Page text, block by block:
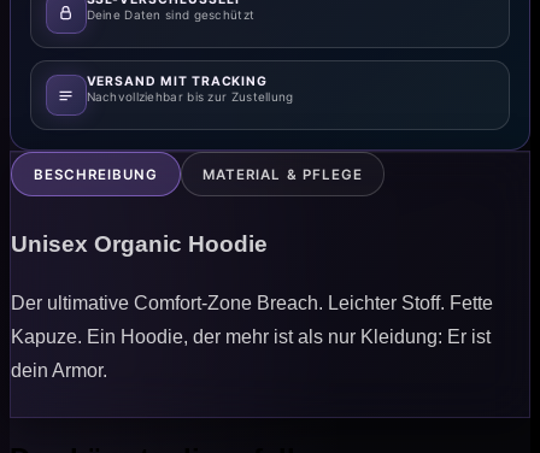
Deine Daten sind geschützt
VERSAND MIT TRACKING
Nachvollziehbar bis zur Zustellung
BESCHREIBUNG MATERIAL & PFLEGE
Unisex Organic Hoodie
Der ultimative Comfort-Zone Breach. Leichter Stoff. Fette
Kapuze. Ein Hoodie, der mehr ist als nur Kleidung: Er ist
dein Armor.